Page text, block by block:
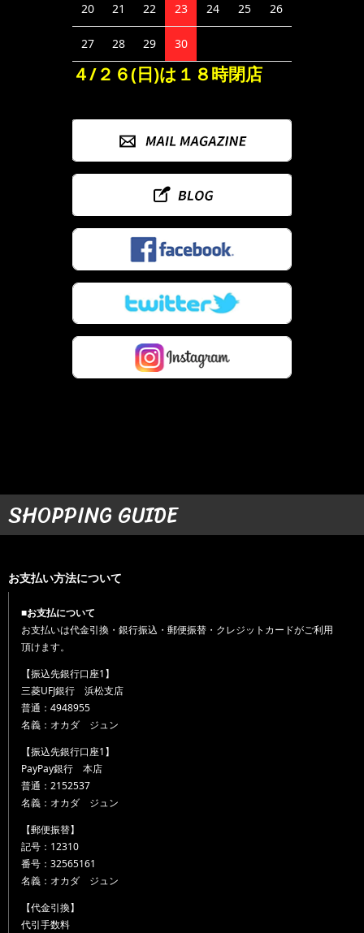
20 21 22 23 24 25 26
27 28 29 30
４/２６(日)は１８時閉店
SHOPPING GUIDE
お支払い方法について
■お支払について
お支払いは代金引換・銀行振込・郵便振替・クレジットカードがご利用
頂けます。
【振込先銀行口座1】
三菱UFJ銀行 浜松支店
普通：4948955
名義：オカダ ジュン
【振込先銀行口座1】
PayPay銀行 本店
普通：2152537
名義：オカダ ジュン
【郵便振替】
記号：12310
番号：32565161
名義：オカダ ジュン
【代金引換】
代引手数料